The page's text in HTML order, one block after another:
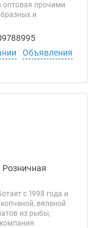
оптовая прочими
и
Объявления
Розничная
с 1998 года и
вяленой
из рыбы,